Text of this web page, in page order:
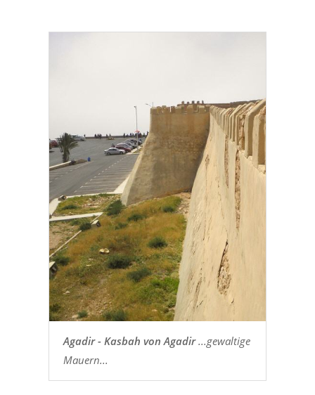
Agadir - Kasbah von Agadir...gewaltige
Mauern...